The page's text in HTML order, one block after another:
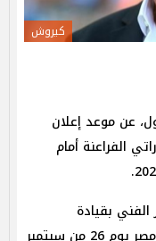
كيروش
عن موعد إعلان
الفراعنة أمام
بقيادة
البرتغالي كيروش سيعلن قائمة منتخب مصر يوم 26 من سبتمبر